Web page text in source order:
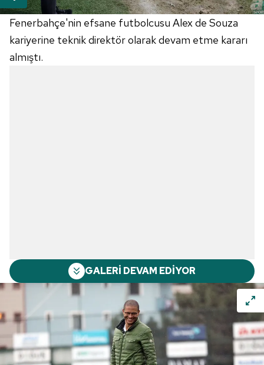
Fenerbahçe'nin efsane futbolcusu Alex de Souza
kariyerine teknik direktör olarak devam etme kararı
almıştı.
GALERİ DEVAM EDİYOR